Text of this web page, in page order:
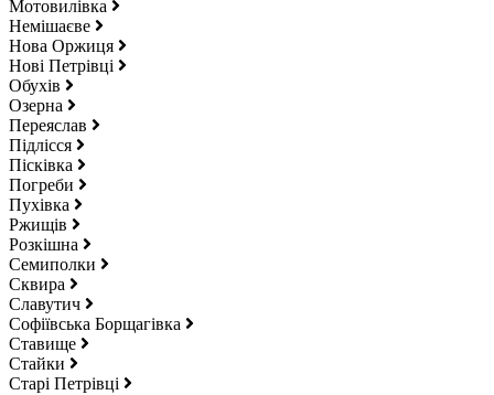
Мотовилівка
Немішаєве
Нова Оржиця
Нові Петрівці
Обухів
Озерна
Переяслав
Підлісся
Пісківка
Погреби
Пухівка
Ржищів
Розкішна
Семиполки
Сквира
Славутич
Софіївська Борщагівка
Ставище
Стайки
Старі Петрівці